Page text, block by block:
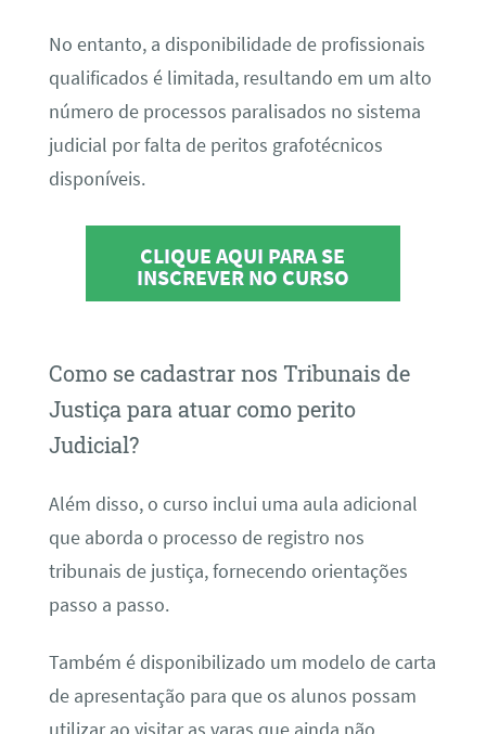
No entanto, a disponibilidade de profissionais
qualificados é limitada, resultando em um alto
número de processos paralisados no sistema
judicial por falta de peritos grafotécnicos
disponíveis.
CLIQUE AQUI PARA SE
INSCREVER NO CURSO
Como se cadastrar nos Tribunais de
Justiça para atuar como perito
Judicial?
Além disso, o curso inclui uma aula adicional
que aborda o processo de registro nos
tribunais de justiça, fornecendo orientações
passo a passo.
Também é disponibilizado um modelo de carta
de apresentação para que os alunos possam